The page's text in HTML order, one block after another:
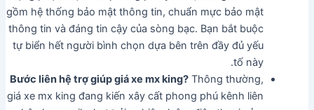
gồm hệ thống bảo mật thông tin, chuẩn mực bảo mật
thông tin và đáng tin cậy của sòng bạc. Bạn bắt buộc
tự biển hết người bình chọn dựa bên trên đầy đủ yếu
tố này.
Bước liên hệ trợ giúp giá xe mx king? Thông thường,
giá xe mx king đang kiến xây cất phong phú kênh liên